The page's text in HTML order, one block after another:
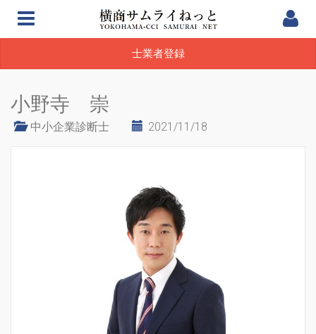
士業者登録
小野寺 崇
中小企業診断士 2021/11/18